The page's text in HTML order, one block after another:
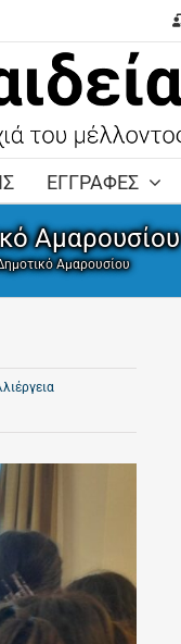
ΕΓΓΡΑΦΕΣ
Αμαρουσίου
Αμαρουσίου